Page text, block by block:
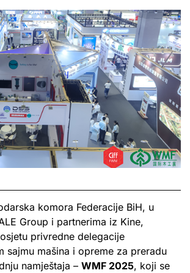
komora Federacije BiH, u
Group i partnerima iz Kine,
privredne delegacije
sajmu mašina i opreme za preradu
namještaja – WMF 2025, koji se